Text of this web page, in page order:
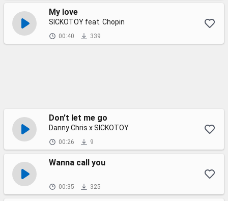
My love
SICKOTOY feat. Chopin
00:40 339
Don't let me go
Danny Chris x SICKOTOY
00:26 9
Wanna call you
00:35 325